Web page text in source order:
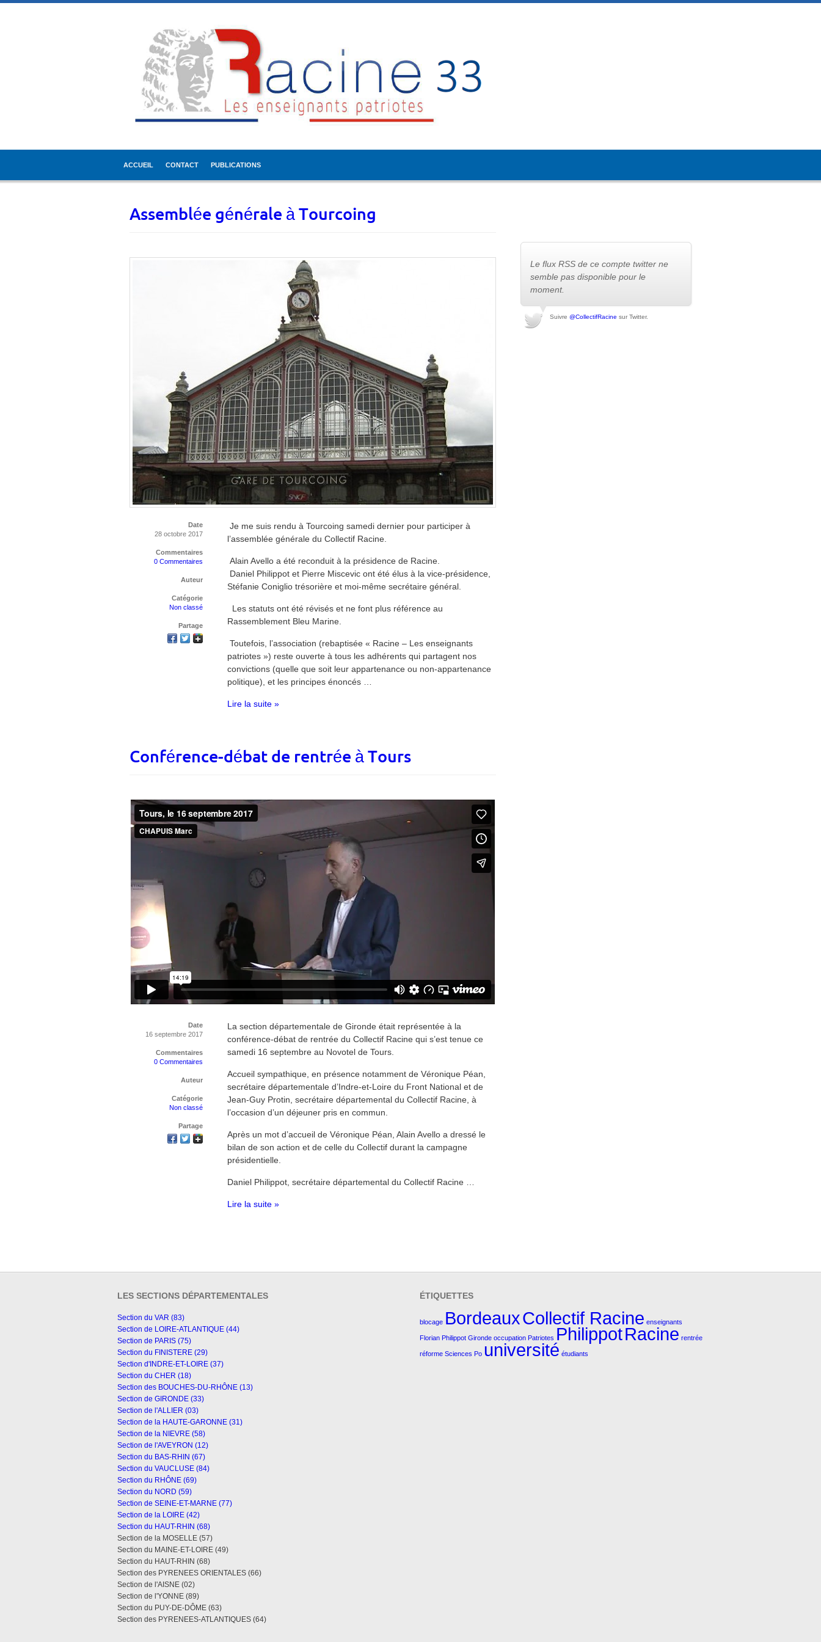
ACCUEIL CONTACT PUBLICATIONS
Assemblée générale à Tourcoing
Date
28 octobre 2017
Commentaires
0 Commentaires
Auteur
Catégorie
Non classé
Partage
Je me suis rendu à Tourcoing samedi dernier pour participer à
l’assemblée générale du Collectif Racine.
Alain Avello a été reconduit à la présidence de Racine.
Daniel Philippot et Pierre Miscevic ont été élus à la vice-présidence,
Stéfanie Coniglio trésorière et moi-même secrétaire général.
Les statuts ont été révisés et ne font plus référence au
Rassemblement Bleu Marine.
Toutefois, l’association (rebaptisée « Racine – Les enseignants
patriotes ») reste ouverte à tous les adhérents qui partagent nos
convictions (quelle que soit leur appartenance ou non-appartenance
politique), et les principes énoncés …
Lire la suite »
Conférence-débat de rentrée à Tours
Date
16 septembre 2017
Commentaires
0 Commentaires
Auteur
Catégorie
Non classé
Partage
La section départementale de Gironde était représentée à la
conférence-débat de rentrée du Collectif Racine qui s’est tenue ce
samedi 16 septembre au Novotel de Tours.
Accueil sympathique, en présence notamment de Véronique Péan,
secrétaire départementale d’Indre-et-Loire du Front National et de
Jean-Guy Protin, secrétaire départemental du Collectif Racine, à
l’occasion d’un déjeuner pris en commun.
Après un mot d’accueil de Véronique Péan, Alain Avello a dressé le
bilan de son action et de celle du Collectif durant la campagne
présidentielle.
Daniel Philippot, secrétaire départemental du Collectif Racine …
Lire la suite »
Le flux RSS de ce compte twitter ne
semble pas disponible pour le
moment.
Suivre @CollectifRacine sur Twitter.
LES SECTIONS DÉPARTEMENTALES
Section du VAR (83)
Section de LOIRE-ATLANTIQUE (44)
Section de PARIS (75)
Section du FINISTERE (29)
Section d'INDRE-ET-LOIRE (37)
Section du CHER (18)
Section des BOUCHES-DU-RHÔNE (13)
Section de GIRONDE (33)
Section de l'ALLIER (03)
Section de la HAUTE-GARONNE (31)
Section de la NIEVRE (58)
Section de l'AVEYRON (12)
Section du BAS-RHIN (67)
Section du VAUCLUSE (84)
Section du RHÔNE (69)
Section du NORD (59)
Section de SEINE-ET-MARNE (77)
Section de la LOIRE (42)
Section du HAUT-RHIN (68)
Section de la MOSELLE (57)
Section du MAINE-ET-LOIRE (49)
Section du HAUT-RHIN (68)
Section des PYRENEES ORIENTALES (66)
Section de l'AISNE (02)
Section de l'YONNE (89)
Section du PUY-DE-DÔME (63)
Section des PYRENEES-ATLANTIQUES (64)
ÉTIQUETTES
blocage BordeauxCollectif Racine enseignants
Florian Philippot Gironde occupation Patriotes PhilippotRacine rentrée
réforme Sciences Po université étudiants